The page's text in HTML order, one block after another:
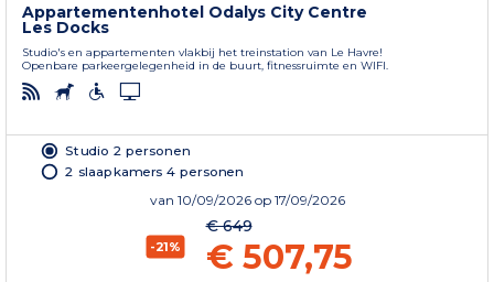
Appartementenhotel Odalys City Centre
Les Docks
Studio's en appartementen vlakbij het treinstation van Le Havre!
Openbare parkeergelegenheid in de buurt, fitnessruimte en WIFI.
Studio 2 personen
2 slaapkamers 4 personen
van 10/09/2026 op 17/09/2026
-21%
€ 649
€ 507,75